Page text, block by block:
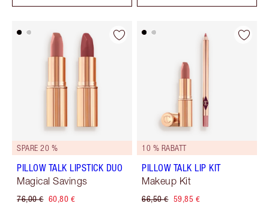
SPARE 20 %
PILLOW TALK LIPSTICK DUO
Magical Savings
76,00 € 60,80 €
10 % RABATT
PILLOW TALK LIP KIT
Makeup Kit
66,50 € 59,85 €